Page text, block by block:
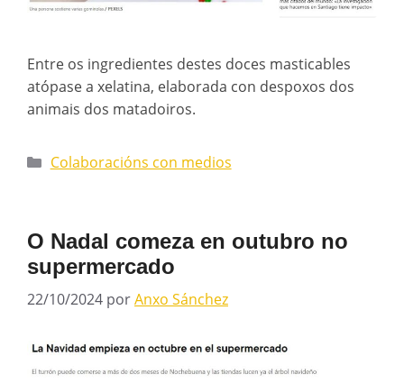
Entre os ingredientes destes doces masticables
atópase a xelatina, elaborada con despoxos dos
animais dos matadoiros.
Colaboracións con medios
O Nadal comeza en outubro no
supermercado
22/10/2024 porAnxo Sánchez